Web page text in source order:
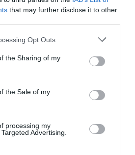
that may further disclose it to other
app uses one or more Google
usage behaviour. You may click to
Google and its third-party tags to
specified purposes in below Google
Opt Outs
the Sharing of my
the Sale of my
processing my
Advertising.
πώς μπορούμε να
θέματα που άπτονται της
διεθνούς εμπορίου».
και πάλι τον κ.
λέγοντας:
για την υψηλή τιμή να
ως Πρόεδρος του
και τις δύο χώρες μας».